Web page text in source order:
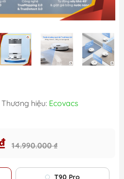
Thương hiệu: Ecovacs
14.990.000 ₫
T90 Pro